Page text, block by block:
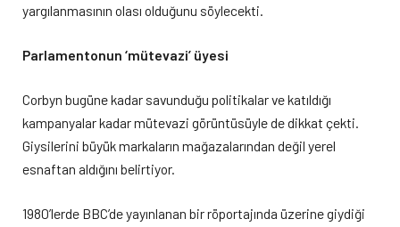
yargılanmasının olası olduğunu söylecekti.
Parlamentonun ‘mütevazi’ üyesi
Corbyn bugüne kadar savunduğu politikalar ve katıldığı
kampanyalar kadar mütevazi görüntüsüyle de dikkat çekti.
Giysilerini büyük markaların mağazalarından değil yerel
esnaftan aldığını belirtiyor.
1980’lerde BBC’de yayınlanan bir röportajında üzerine giydiği